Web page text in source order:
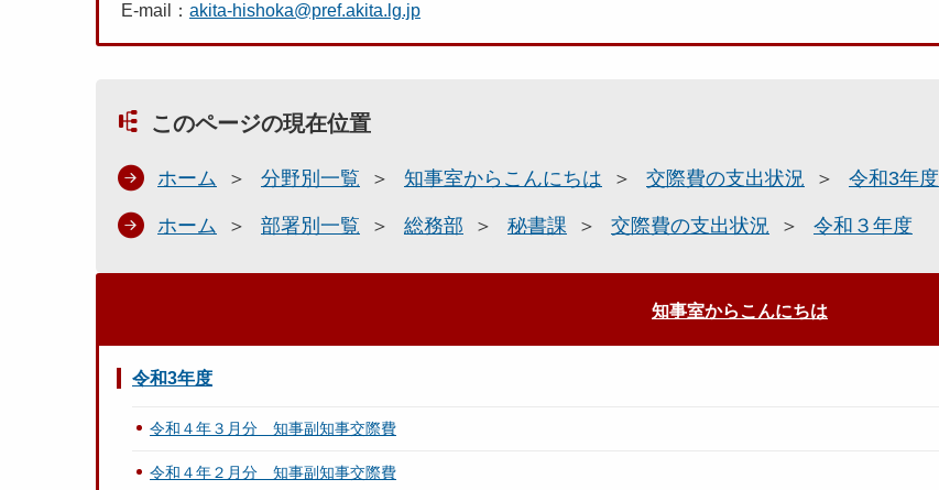
E-mail： akita-hishoka@pref.akita.lg.jp
このページの現在位置
ホーム 分野別一覧 知事室からこんにちは 交際費の支出状況 令和3年度
ホーム 部署別一覧 総務部 秘書課 交際費の支出状況 令和３年度
知事室からこんにちは
令和3年度
令和４年３月分 知事副知事交際費
令和４年２月分 知事副知事交際費